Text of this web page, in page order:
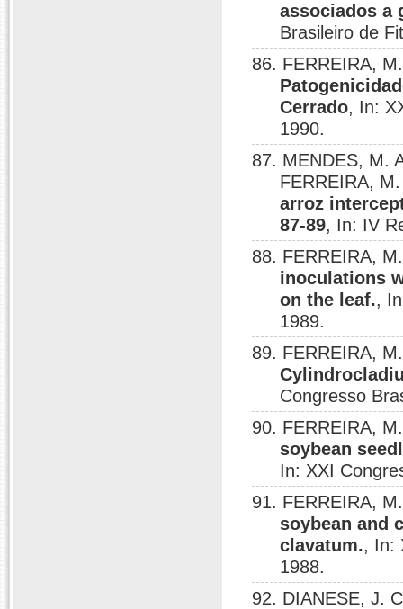
associados a
Brasileiro de
86. FERREIRA,
Cerrado, In:
1990.
87. MENDES, M.
FERREIRA,
arroz
87-89, In: IV
88. FERREIRA,
inoculations
on the leaf.,
1989.
89. FERREIRA,
Congresso
90. FERREIRA,
soybean
In: XXI
91. FERREIRA,
soybean and
clavatum., In:
1988.
92. DIANESE, J.